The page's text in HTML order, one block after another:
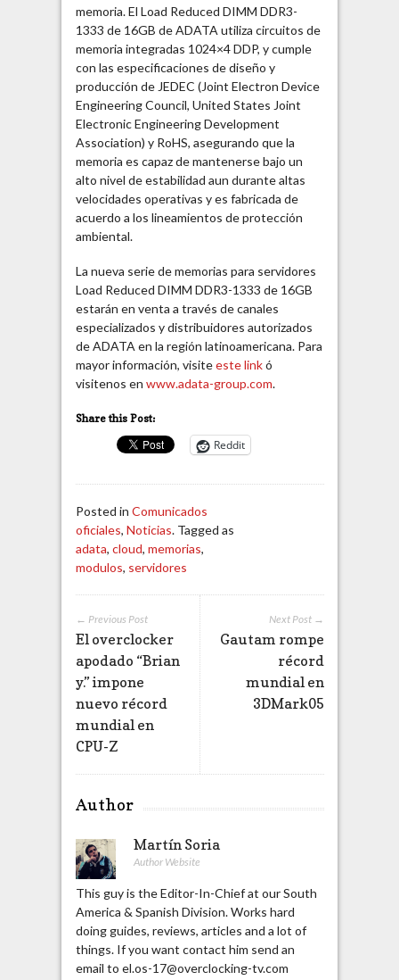
memoria. El Load Reduced DIMM DDR3-
1333 de 16GB de ADATA utiliza circuitos de
memoria integradas 1024×4 DDP, y cumple
con las especificaciones de diseño y
producción de JEDEC (Joint Electron Device
Engineering Council, United States Joint
Electronic Engineering Development
Association) y RoHS, asegurando que la
memoria es capaz de mantenerse bajo un
alto nivel de estabilidad aun durante altas
velocidades operativas y es fabricada de
acuerdo a los lineamientos de protección
ambiental.
La nueva serie de memorias para servidores
Load Reduced DIMM DDR3-1333 de 16GB
estarán en venta a través de canales
especializados y distribuidores autorizados
de ADATA en la región latinoamericana. Para
mayor información, visiteeste linkó
visitenos en www.adata-group.com.
Share this Post:
Reddit
Posted in Comunicados
oficiales, Noticias. Tagged as
adata, cloud, memorias,
modulos, servidores
Next Post →
Gautam rompe
récord
mundial en
3DMark05
← Previous Post
El overclocker
apodado “Brian
y.” impone
nuevo récord
mundial en
CPU-Z
Author
Martín Soria
Author Website
This guy is the Editor-In-Chief at our South
America & Spanish Division. Works hard
doing guides, reviews, articles and a lot of
things. If you want contact him send an
email to el.os-17@overclocking-tv.com